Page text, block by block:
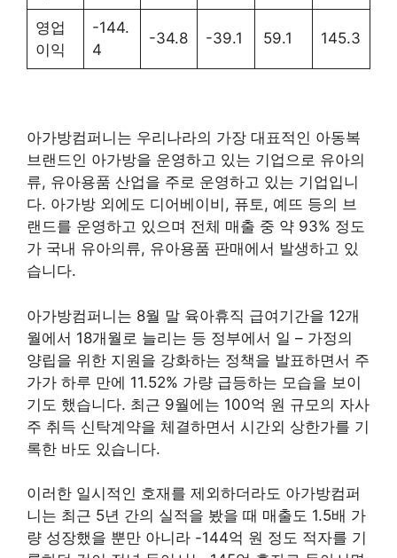
영업
이익
-144.
4
-34.8 -39.1 59.1 145.3
아가방컴퍼니는 우리나라의 가장 대표적인 아동복
브랜드인 아가방을 운영하고 있는 기업으로 유아의
류, 유아용품 산업을 주로 운영하고 있는 기업입니
다. 아가방 외에도 디어베이비, 퓨토, 예뜨 등의 브
랜드를 운영하고 있으며 전체 매출 중 약 93% 정도
가 국내 유아의류, 유아용품 판매에서 발생하고 있
습니다.
아가방컴퍼니는 8월 말 육아휴직 급여기간을 12개
월에서 18개월로 늘리는 등 정부에서 일 – 가정의
양립을 위한 지원을 강화하는 정책을 발표하면서 주
가가 하루 만에 11.52% 가량 급등하는 모습을 보이
기도 했습니다. 최근 9월에는 100억 원 규모의 자사
주 취득 신탁계약을 체결하면서 시간외 상한가를 기
록한 바도 있습니다.
이러한 일시적인 호재를 제외하더라도 아가방컴퍼
니는 최근 5년 간의 실적을 봤을 때 매출도 1.5배 가
량 성장했을 뿐만 아니라 -144억 원 정도 적자를 기